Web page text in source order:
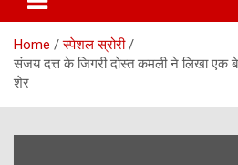
Home
स्पेशल स्रोरी
संजय दत्त के जिगरी दोस्त कमली ने लिखा एक
शेर